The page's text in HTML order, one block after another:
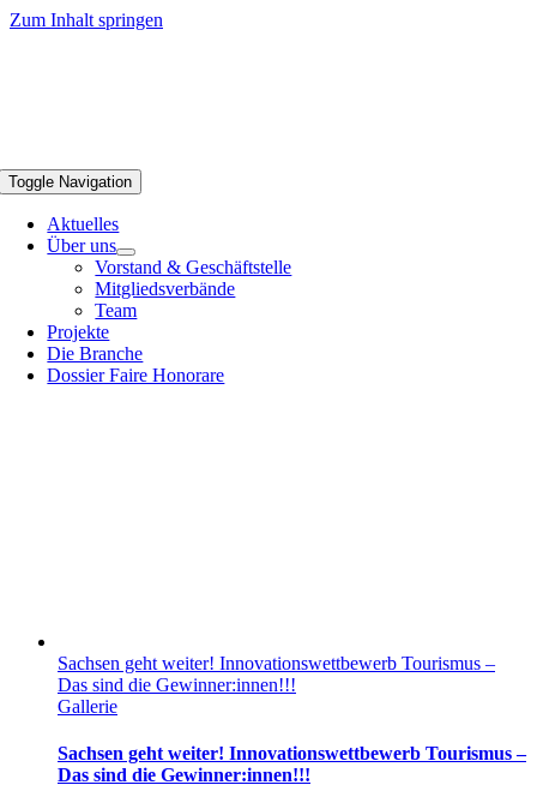
Zum Inhalt springen
Toggle Navigation
Aktuelles
Über uns
Vorstand & Geschäftstelle
Mitgliedsverbände
Team
Projekte
Die Branche
Dossier Faire Honorare
Sachsen geht weiter! Innovationswettbewerb Tourismus –
Das sind die Gewinner:innen!!!
Gallerie
Sachsen geht weiter! Innovationswettbewerb Tourismus –
Das sind die Gewinner:innen!!!